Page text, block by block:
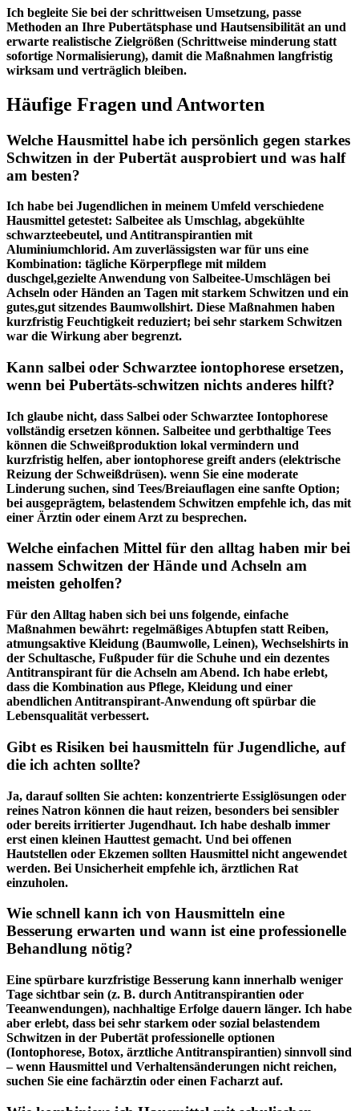
Ich ‍begleite Sie bei der schrittweisen Umsetzung,⁣ passe
Methoden an Ihre Pubertätsphase und Hautsensibilität an und
erwarte realistische Zielgrößen (Schrittweise minderung statt
sofortige Normalisierung), damit die Maßnahmen langfristig
wirksam und verträglich bleiben.
Häufige Fragen ⁢und Antworten
Welche Hausmittel habe ich ⁤persönlich gegen starkes
Schwitzen⁤ in der Pubertät ausprobiert und was half
‌am besten?
Ich⁤ habe bei Jugendlichen‌ in meinem Umfeld‌ verschiedene
Hausmittel getestet: Salbeitee als Umschlag, abgekühlte
schwarzteebeutel, und ‌Antitranspirantien mit
Aluminiumchlorid. Am zuverlässigsten ⁤war ⁢für uns eine
Kombination: tägliche Körperpflege mit ​mildem
duschgel,gezielte Anwendung von ⁤Salbeitee-Umschlägen‌ bei
Achseln oder Händen an‍ Tagen​ mit ⁣starkem Schwitzen⁢ und ein
gutes,gut sitzendes ⁣Baumwollshirt. Diese‍ Maßnahmen haben
kurzfristig Feuchtigkeit reduziert; ‍bei⁤ sehr starkem​ Schwitzen
war die Wirkung ‍aber begrenzt.
Kann salbei oder ​Schwarztee​ iontophorese ersetzen,
wenn bei Pubertäts-schwitzen nichts⁢ anderes hilft?
Ich ​glaube ⁤nicht,​ dass Salbei ‍oder ⁢Schwarztee ‍Iontophorese⁣
vollständig ‍ersetzen können. Salbeitee ‌und gerbthaltige Tees
können die ‍Schweißproduktion lokal ​vermindern und
‍kurzfristig helfen, aber iontophorese ⁢greift⁣ anders ⁤(elektrische⁤
Reizung der Schweißdrüsen). wenn Sie eine⁤ moderate
‍Linderung ‍suchen, sind ‌Tees/Breiauflagen eine sanfte Option;⁤
bei ausgeprägtem, belastendem​ Schwitzen empfehle ich, ​das mit
einer Ärztin⁢ oder einem Arzt zu besprechen.
Welche ‍einfachen Mittel für​ den alltag haben mir ‍bei
nassem Schwitzen der Hände⁢ und‍ Achseln ⁢am
meisten geholfen?
Für den ​Alltag⁣ haben sich bei uns ⁤folgende, ​einfache
‌Maßnahmen bewährt: regelmäßiges ‌Abtupfen statt Reiben,
atmungsaktive Kleidung (Baumwolle,​ Leinen), Wechselshirts ⁣in
der Schultasche, Fußpuder für die Schuhe und ein dezentes ​
Antitranspirant ⁤für die Achseln​ am‌ Abend. Ich habe erlebt,
dass‌ die Kombination ⁤aus ⁢Pflege,‍ Kleidung ⁣und einer
abendlichen ​Antitranspirant-Anwendung oft ⁤spürbar⁢ die⁤
Lebensqualität verbessert.
Gibt es Risiken bei hausmitteln für Jugendliche, auf
die‍ ich⁣ achten sollte?
Ja, ⁣darauf‍ sollten ‍Sie achten: konzentrierte Essiglösungen ⁢oder
reines Natron können die haut reizen, besonders bei sensibler
oder bereits irritierter Jugendhaut. Ich habe ⁣deshalb immer
erst‍ einen kleinen Hauttest gemacht. Und bei ‍offenen
Hautstellen oder Ekzemen sollten Hausmittel ‍nicht⁣ angewendet
werden. Bei Unsicherheit ⁤empfehle ich, ärztlichen ⁢Rat
‌einzuholen.
Wie schnell kann ich von Hausmitteln eine
Besserung erwarten und wann ist eine professionelle
Behandlung nötig?
Eine spürbare ⁤kurzfristige​ Besserung kann innerhalb weniger
Tage sichtbar sein (z. B. durch ⁣Antitranspirantien oder
Teeanwendungen), nachhaltige⁣ Erfolge dauern länger. Ich habe
aber erlebt, dass⁢ bei sehr starkem ‍oder sozial​ belastendem
⁤Schwitzen ⁤in der⁤ Pubertät professionelle optionen
(Iontophorese, Botox, ärztliche Antitranspirantien) ‌sinnvoll⁣ sind
– wenn Hausmittel und Verhaltensänderungen ‌nicht reichen,
⁢suchen Sie eine fachärztin oder einen Facharzt auf.